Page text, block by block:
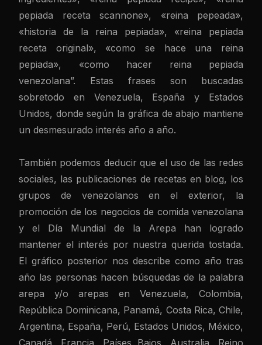
pepiada receta scannone», «reina pepeada»,
«historia de la reina pepiada», «reina pepiada
receta original», «como se hace una reina
pepiada», «como hacer reina pepiada
venezolana”. Estas frases son buscadas
sobretodo en Venezuela, España y Estados
Unidos, donde según la gráfica de abajo mantiene
un desmesurado interés año a año.
También podemos deducir que el uso de las redes
sociales, las publicaciones de recetas en blog, los
grupos de venezolanos en el exterior, la
promoción de los negocios de comida venezolana
y el Día Mundial de la Arepa han logrado
mantener el interés por nuestra querida tostada.
El gráfico posterior nos describe como año tras
año las personas hacen búsquedas de la palabra
arepa y/o arepas en Venezuela, Colombia,
República Dominicana, Panamá, Costa Rica, Chile,
Argentina, España, Perú, Estados Unidos, México,
Canadá, Francia, Países Bajos, Australia, Reino